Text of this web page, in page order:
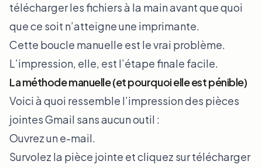
télécharger les fichiers à la main avant que quoi
que ce soit n’atteigne une imprimante.
Cette boucle manuelle est le vrai problème.
L’impression, elle, est l’étape finale facile.
La méthode manuelle (et pourquoi elle est pénible)
Voici à quoi ressemble l’impression des pièces
jointes Gmail sans aucun outil :
Ouvrez un e-mail.
Survolez la pièce jointe et cliquez sur télécharger